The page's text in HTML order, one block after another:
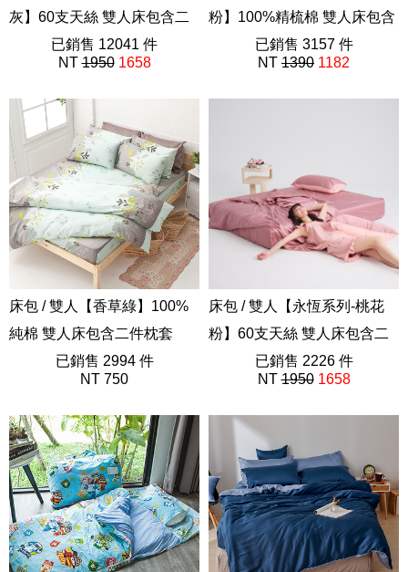
灰】60支天絲 雙人床包含二
件枕套
素色AAU201
已銷售 12041 件
NT1950 1658
粉】100%精梳棉 雙人床包含
二件枕套
40支精梳棉
已銷售 3157 件
NT 1390 1182
床包 / 雙人【香草綠】100%
純棉 雙人床包含二件枕套
AAC201已銷售 2994 件
NT 750
床包 / 雙人【永恆系列-桃花
粉】60支天絲 雙人床包含二
素色AAU201
已銷售 2226 件
NT1950 1658